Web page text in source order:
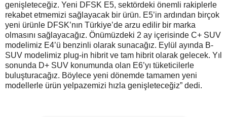
genişleteceğiz. Yeni DFSK E5, sektördeki önemli rakiplerle
rekabet etmemizi sağlayacak bir ürün. E5’in ardından birçok
yeni ürünle DFSK’nın Türkiye’de arzu edilir bir marka
olmasını sağlayacağız. Önümüzdeki 2 ay içerisinde C+ SUV
modelimiz E4’ü benzinli olarak sunacağız. Eylül ayında B-
SUV modelimiz plug-in hibrit ve tam hibrit olarak gelecek. Yıl
sonunda D+ SUV konumunda olan E6’yı tüketicilerle
buluşturacağız. Böylece yeni dönemde tamamen yeni
modellerle ürün yelpazemizi hızla genişleteceğiz” dedi.